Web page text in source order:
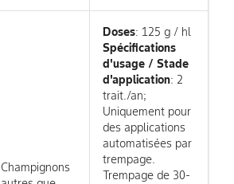
Champignons
Doses: 125 g / hl
Spécifications
d'usage / Stade
d'application: 2
trait./an;
Uniquement pour
des applications
automatisées par
trempage.
Trempage de 30-